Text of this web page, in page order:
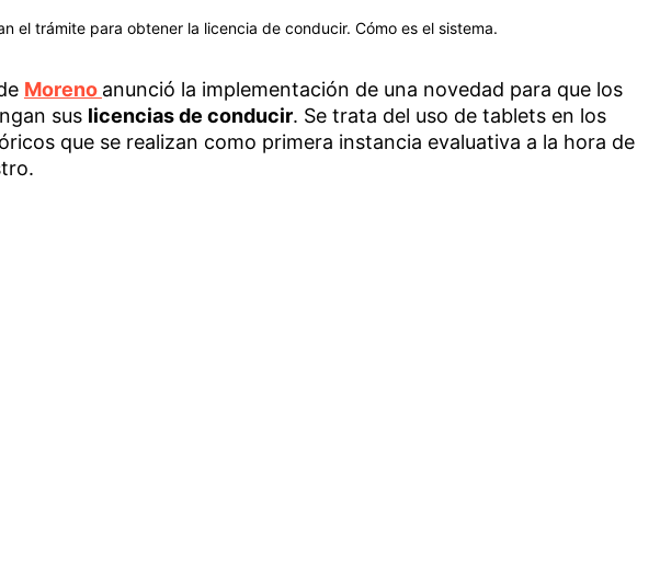
el trámite para obtener la licencia de conducir. Cómo es el sistema.
Moreno anunció la implementación de una novedad para que los
sus licencias de conducir. Se trata del uso de tablets en los
que se realizan como primera instancia evaluativa a la hora de